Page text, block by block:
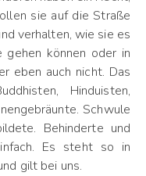
sie auf die Straße
verhalten, wie sie es
können oder in
eben auch nicht. Das
Hinduisten,
Schwule
Behinderte und
Es steht so in
gilt bei uns.